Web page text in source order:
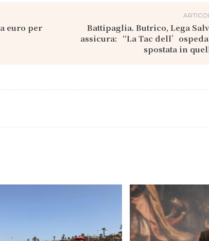
euro per
Battipaglia. Butrico, Lega
assicura: “La Tac
spostata in